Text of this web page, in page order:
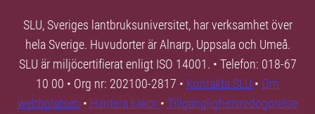
SLU, Sveriges lantbruksuniversitet, har verksamhet över
hela Sverige. Huvudorter är Alnarp, Uppsala och Umeå.
SLU är miljöcertifierat enligt ISO 14001. • Telefon: 018-67
10 00 • Org nr: 202100-2817 • Kontakta SLU • Om
webbplatsen • Hantera kakor • Tillgänglighetsredogörelse